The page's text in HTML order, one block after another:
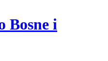
Bosne i